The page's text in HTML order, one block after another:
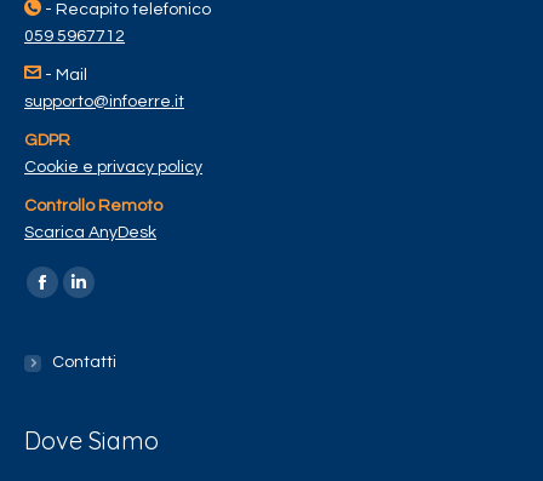
- Recapito telefonico
059 5967712
- Mail
supporto@infoerre.it
GDPR
Cookie e privacy policy
Controllo Remoto
Scarica AnyDesk
Find us on:
Contatti
Dove Siamo